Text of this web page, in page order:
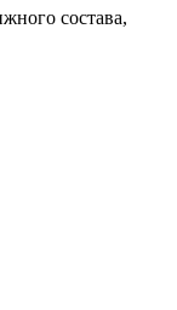
состава,